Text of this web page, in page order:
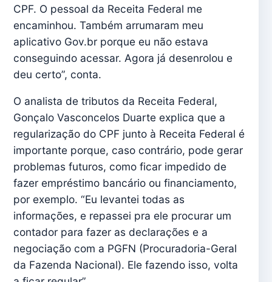
CPF. O pessoal da Receita Federal me
encaminhou. Também arrumaram meu
aplicativo Gov.br porque eu não estava
conseguindo acessar. Agora já desenrolou e
deu certo”, conta.
O analista de tributos da Receita Federal,
Gonçalo Vasconcelos Duarte explica que a
regularização do CPF junto à Receita Federal é
importante porque, caso contrário, pode gerar
problemas futuros, como ficar impedido de
fazer empréstimo bancário ou financiamento,
por exemplo. “Eu levantei todas as
informações, e repassei pra ele procurar um
contador para fazer as declarações e a
negociação com a PGFN (Procuradoria-Geral
da Fazenda Nacional). Ele fazendo isso, volta